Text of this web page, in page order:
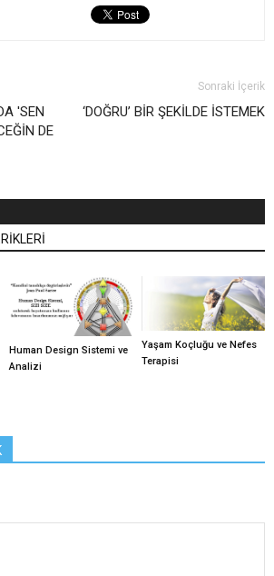
'SEN
DE
Sonraki İçerik
‘DOĞRU’ BİR ŞEKİLDE İSTEMEK
Human Design Sistemi ve
Analizi
Yaşam Koçluğu ve Nefes
Terapisi